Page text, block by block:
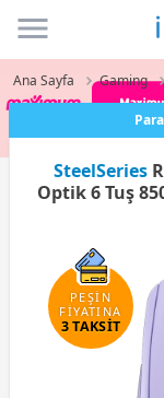
Ana Sayfa Gaming
SteelSeries
Optik 6 Tuş
PEŞİN
FİYATINA
3 TAKSİT